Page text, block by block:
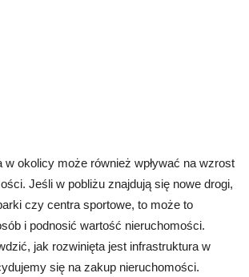
w okolicy może również wpływać na wzrost
Jeśli w pobliżu znajdują się nowe drogi,
czy centra sportowe, to może to
i podnosić wartość nieruchomości.
jak rozwinięta jest infrastruktura w
się na zakup nieruchomości.